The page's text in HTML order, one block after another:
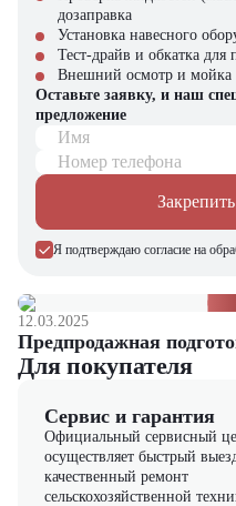
Экскаватор Hyundai R210W-9
производительности,
Его выбор обеспечит
быструю окупаемость
Экскаватор Hyundai R210W-9
"ЦТО". Мы являемся
модели техники с полным
сайте вы найдете широкий
складской техники, навесного
дозаправка
Установка навесного
Тест-драйв и обкатка для
Внешний осмотр и мойка
Оставьте заявку, и наш
предложение
Имя
Номер телефона
Я подтверждаю согласие на
12.03.2025
Предпродажная
Для покупателя
Сервис и гарантия
Официальный сервисный
осуществляет быстрый
качественный ремонт
сельскохозяйственной